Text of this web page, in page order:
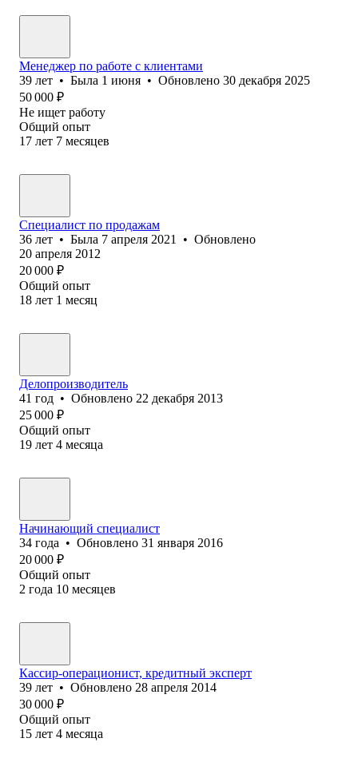
Менеджер по работе с клиентами
39 лет • Была 1 июня • Обновлено 30 декабря 2025
50 000 ₽
Не ищет работу
Общий опыт
17 лет 7 месяцев
Специалист по продажам
36 лет • Была 7 апреля 2021 • Обновлено
20 апреля 2012
20 000 ₽
Общий опыт
18 лет 1 месяц
Делопроизводитель
41 год • Обновлено 22 декабря 2013
25 000 ₽
Общий опыт
19 лет 4 месяца
Начинающий специалист
34 года • Обновлено 31 января 2016
20 000 ₽
Общий опыт
2 года 10 месяцев
Кассир-операционист, кредитный эксперт
39 лет • Обновлено 28 апреля 2014
30 000 ₽
Общий опыт
15 лет 4 месяца